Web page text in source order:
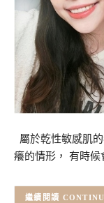
屬於乾性敏感肌
癢的情形， 有時